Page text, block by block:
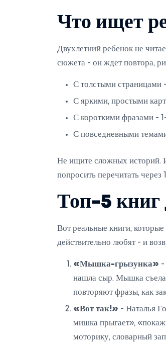
Что ищет
Двухлетний ребенок не
сюжета - он ждет повтора,
С толстыми страницами
С яркими, простыми
С короткими фразами -
С повседневными
Не ищите сложных историй.
попросить перечитать через
Топ-5 книг
Вот реальные книги,
действительно любят - и
«Мышка-грызунка» -
нашла сыр. Мышка съела
повторяют фразы, как
«Вот так!» - Наталья
мишка прыгает»,
моторику, словарный